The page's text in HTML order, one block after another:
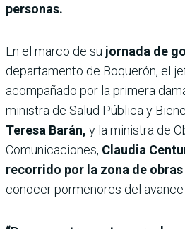
personas.
En el marco de su jornada de
departamento de Boquerón, el
acompañado por la primera
ministra de Salud Pública y
Teresa Barán, y la ministra de
Comunicaciones, Claudia
recorrido por la zona de
conocer pormenores del avance